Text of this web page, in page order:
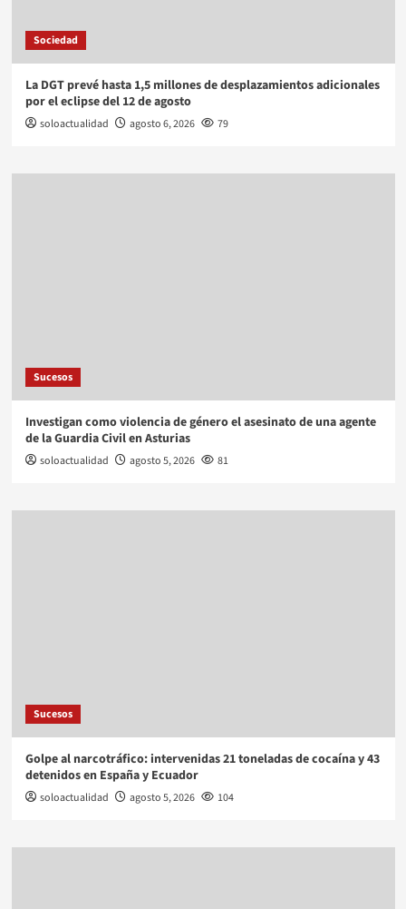
Sociedad
La DGT prevé hasta 1,5 millones de desplazamientos adicionales
por el eclipse del 12 de agosto
soloactualidad agosto 6, 2026 79
Sucesos
Investigan como violencia de género el asesinato de una agente
de la Guardia Civil en Asturias
soloactualidad agosto 5, 2026 81
Sucesos
Golpe al narcotráfico: intervenidas 21 toneladas de cocaína y 43
detenidos en España y Ecuador
soloactualidad agosto 5, 2026 104